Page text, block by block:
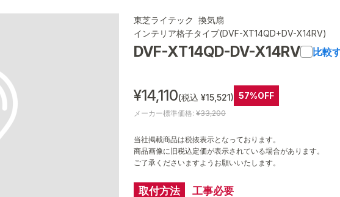
東芝ライテック 換気扇
インテリア格子タイプ(DVF-XT14QD+DV-X14RV)
DVF-XT14QD-DV-X14RV 比較
¥14,110(税込 ¥15,521) 57%OFF
メーカー標準価格: ¥33,200
当社掲載商品は税抜表示となっております。
商品画像に旧税込定価が表示されている場合があります。
ご了承くださいますようお願いいたします。
取付方法 工事必要